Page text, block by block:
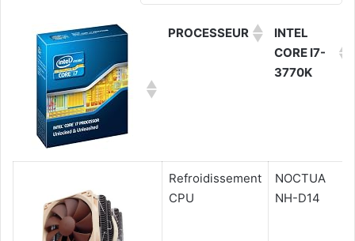
PROCESSEUR
INTEL
CORE I7-
3770K
Refroidissement
CPU
NOCTUA
NH-D14